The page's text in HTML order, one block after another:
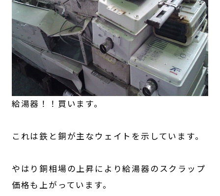
給湯器！！買います。
これは鉄と銅が主なウェイトを示しています。
やはり銅相場の上昇により給湯器のスクラップ
価格も上がっています。